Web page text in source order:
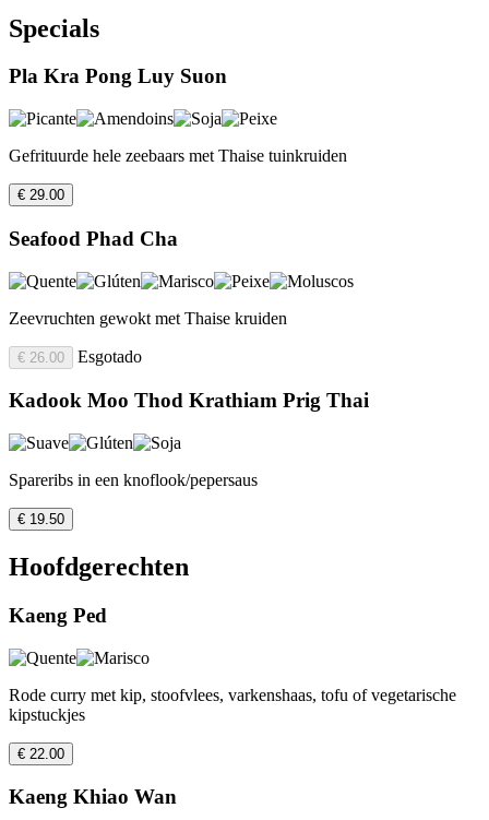
Specials
Pla Kra Pong Luy Suon
Gefrituurde hele zeebaars met Thaise tuinkruiden
€ 29.00
Seafood Phad Cha
Zeevruchten gewokt met Thaise kruiden
€ 26.00 Esgotado
Kadook Moo Thod Krathiam Prig Thai
Spareribs in een knoflook/pepersaus
€ 19.50
Hoofdgerechten
Kaeng Ped
Rode curry met kip, stoofvlees, varkenshaas, tofu of vegetarische
kipstuckjes
€ 22.00
Kaeng Khiao Wan